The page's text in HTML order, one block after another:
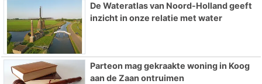
De Wateratlas van Noord-Holland geeft
inzicht in onze relatie met water
Parteon mag gekraakte woning in Koog
aan de Zaan ontruimen